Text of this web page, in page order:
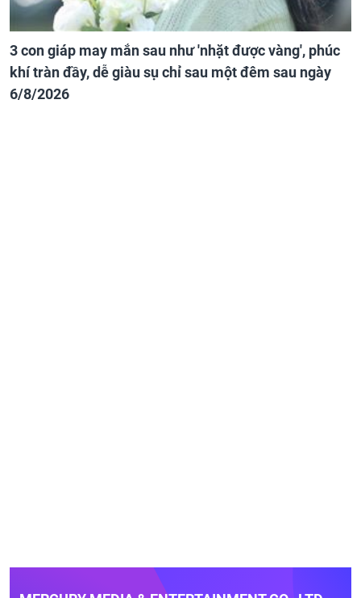
3 con giáp may mắn sau như 'nhặt được vàng', phúc
khí tràn đầy, dễ giàu sụ chỉ sau một đêm sau ngày
6/8/2026